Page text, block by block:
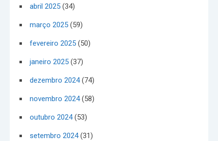
abril 2025 (34)
março 2025 (59)
fevereiro 2025 (50)
janeiro 2025 (37)
dezembro 2024(74)
novembro 2024(58)
outubro 2024(53)
setembro 2024(31)